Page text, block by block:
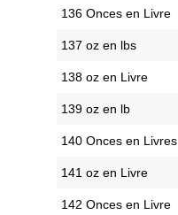
136 Onces en Livre
137 oz en lbs
138 oz en Livre
139 oz en lb
140 Onces en Livres
141 oz en Livre
142 Onces en Livre